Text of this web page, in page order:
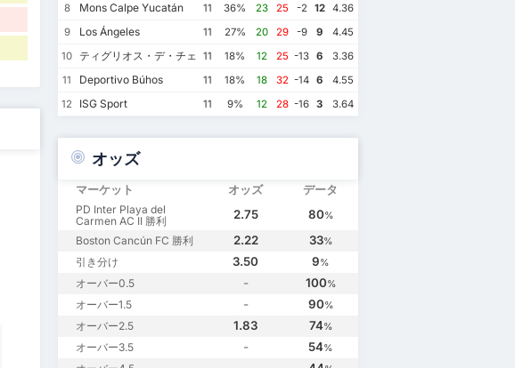
8
Mons Calpe Yucatán 11 36% 23 25 -2 12
4.36
9
Los Ángeles 11 27% 20 29 -9 9
4.45
10
ティグリオス・デ・チェトゥマル
11 18% 12 25 -13 6
3.36
11
Deportivo Búhos 11 18% 18 32 -14 6
4.55
12
ISG Sport 11 9% 12 28 -16 3 3.64
オッズ
マーケット オッズ データ
PD Inter Playa del
Carmen AC II 勝利
2.75 80%
Boston Cancún FC 勝利 2.22 33%
引き分け 3.50 9%
オーバー0.5 - 100%
オーバー1.5 - 90%
オーバー2.5 1.83 74%
オーバー3.5 - 54%